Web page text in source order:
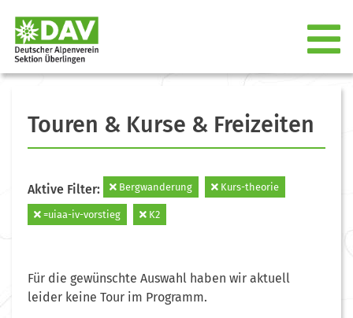
Touren & Kurse & Freizeiten
Aktive Filter: Bergwanderung Kurs-theorie
=uiaa-iv-vorstieg K2
Für die gewünschte Auswahl haben wir aktuell
leider keine Tour im Programm.